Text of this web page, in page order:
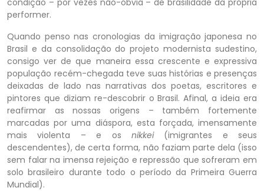
performer.
Quando penso nas cronologias da imigração japonesa no
Brasil e da consolidação do projeto modernista sudestino,
consigo ver de que maneira essa crescente e expressiva
população recém-chegada teve suas histórias e presenças
deixadas de lado nas narrativas dos poetas, escritores e
pintores que diziam re-descobrir o Brasil. Afinal, a ideia era
reafirmar as nossas origens – também fortemente
marcadas por uma diáspora, esta forçada, imensamente
mais violenta – e os nikkei (imigrantes e seus
descendentes), de certa forma, não faziam parte dela (isso
sem falar na imensa rejeição e repressão que sofreram em
solo brasileiro durante todo o período da Primeira Guerra
Mundial).